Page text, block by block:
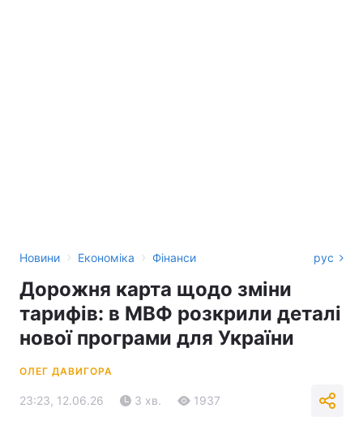
Новини › Економіка › Фінанси рус
Дорожня карта щодо зміни
тарифів: в МВФ розкрили деталі
нової програми для України
ОЛЕГ ДАВИГОРА
23:23, 12.06.26 3 хв. 1937